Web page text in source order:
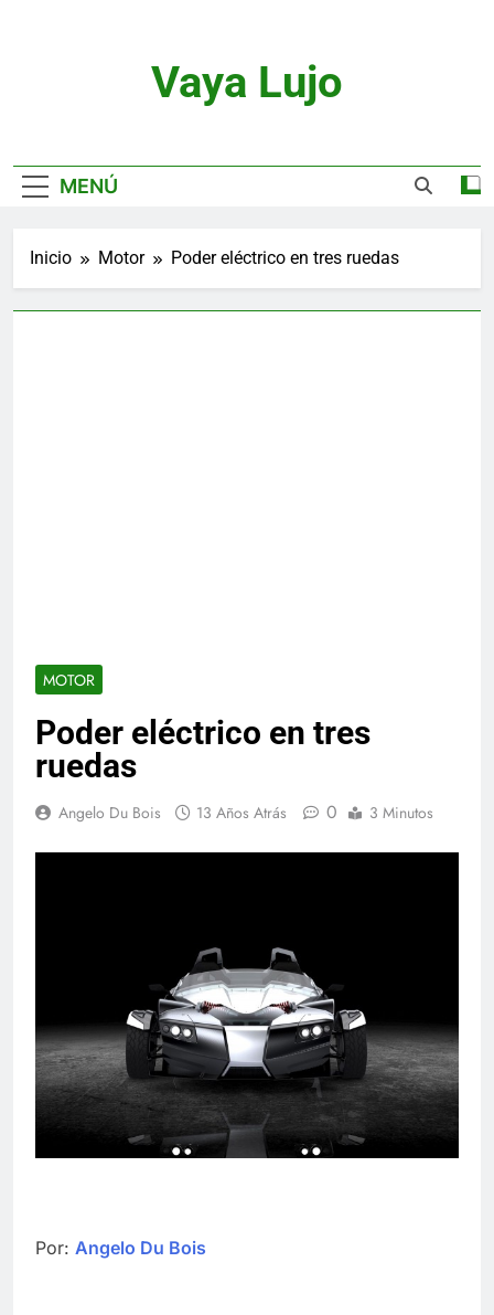
Vaya Lujo
MENÚ
Inicio Motor Poder eléctrico en tres ruedas
MOTOR
Poder eléctrico en tres
ruedas
Angelo Du Bois 13 Años Atrás 0 3 Minutos
Por: Angelo Du Bois